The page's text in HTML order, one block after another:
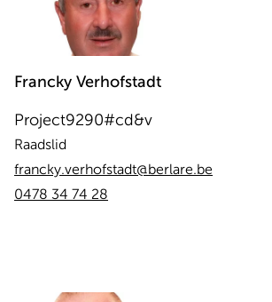
Francky Verhofstadt
Project9290#cd&v
Raadslid
francky.verhofstadt@berlare.be
0478 34 74 28